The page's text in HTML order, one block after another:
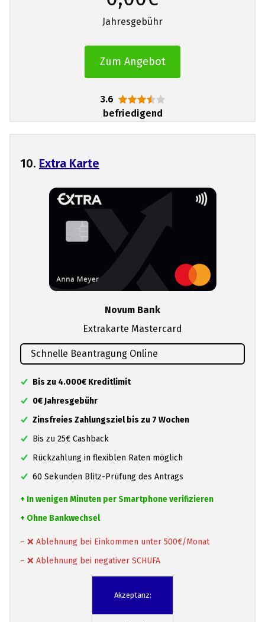
Jahresgebühr
Zum Angebot
3.6
befriedigend
10. Extra Karte
Novum Bank
Extrakarte Mastercard
Schnelle Beantragung Online
Bis zu 4.000€ Kreditlimit
0€ Jahresgebühr
Zinsfreies Zahlungsziel bis zu 7 Wochen
Bis zu 25€ Cashback
Rückzahlung in flexiblen Raten möglich
60 Sekunden Blitz-Prüfung des Antrags
+ In wenigen Minuten per Smartphone verifizieren
+ Ohne Bankwechsel
– ❌ Ablehnung bei Einkommen unter 500€/Monat
– ❌ Ablehnung bei negativer SCHUFA
Akzeptanz: